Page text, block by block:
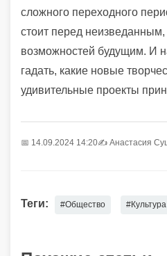
сложного переходного
стоит перед
возможностей будущим. И
гадать, какие новые
удивительные проекты
📅 14.09.2024 14:20✍️ Анастасия
Теги: #Общество #Культура